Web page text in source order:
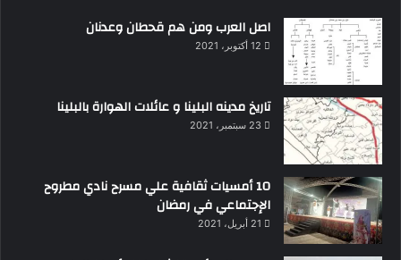
اصل العرب ومن هم قحطان وعدنان
12 أكتوبر، 2021
تاريخ مدينه البلينا و عائلات الهوارة بالبلينا
23 سبتمبر، 2021
10 أمسيات ثقافية علي مسرح نادي مطروح
الإجتماعي في رمضان
21 أبريل، 2021